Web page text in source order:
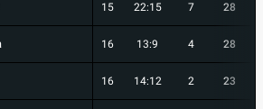
15 22:15 7 28
16 13:9 4 28
16 14:12 2 23